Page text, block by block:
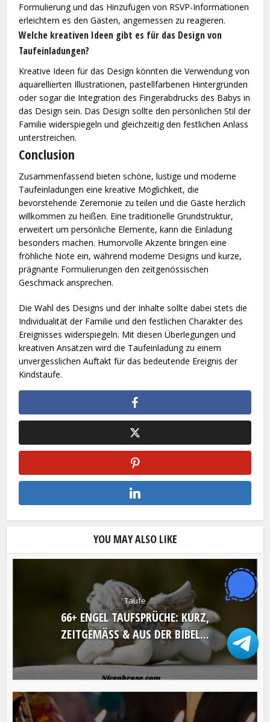
Formulierung und das Hinzufügen von RSVP-Informationen
erleichtern es den Gästen, angemessen zu reagieren.
Welche kreativen Ideen gibt es für das Design von
Taufeinladungen?
Kreative Ideen für das Design könnten die Verwendung von
aquarellierten Illustrationen, pastellfarbenen Hintergründen
oder sogar die Integration des Fingerabdrucks des Babys in
das Design sein. Das Design sollte den persönlichen Stil der
Familie widerspiegeln und gleichzeitig den festlichen Anlass
unterstreichen.
Conclusion
Zusammenfassend bieten schöne, lustige und moderne
Taufeinladungen eine kreative Möglichkeit, die
bevorstehende Zeremonie zu teilen und die Gäste herzlich
willkommen zu heißen. Eine traditionelle Grundstruktur,
erweitert um persönliche Elemente, kann die Einladung
besonders machen. Humorvolle Akzente bringen eine
fröhliche Note ein, während moderne Designs und kurze,
prägnante Formulierungen den zeitgenössischen
Geschmack ansprechen.
Die Wahl des Designs und der Inhalte sollte dabei stets die
Individualität der Familie und den festlichen Charakter des
Ereignisses widerspiegeln. Mit diesen Überlegungen und
kreativen Ansätzen wird die Taufeinladung zu einem
unvergesslichen Auftakt für das bedeutende Ereignis der
Kindstaufe.
YOU MAY ALSO LIKE
Taufe
66+ ENGEL TAUFSPRÜCHE: KURZ,
ZEITGEMÄSS & AUS DER BIBEL...